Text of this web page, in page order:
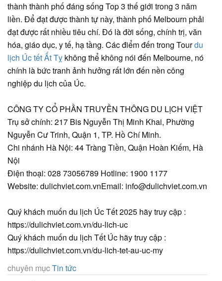
thành thành phố đáng sống Top 3 thế giới trong 3 năm
liền. Để đạt được thành tự này, thành phố Melbourn phải
đạt được rất nhiều tiêu chí. Đó là đời sống, chính trị, văn
hóa, giáo dục, y tế, hạ tầng. Các điểm đến trong Tourdu
lịch Úc tết Ất Tỵ không thể không nói đến Melbourne, nó
chính là bức tranh ảnh hưởng rất lớn đến nền công
nghiệp du lịch của Úc.
CÔNG TY CỔ PHẦN TRUYỀN THÔNG DU LỊCH VIỆT
Trụ sở chính: 217 Bis Nguyễn Thị Minh Khai, Phường
Nguyễn Cư Trinh, Quận 1, TP. Hồ Chí Minh.
Chi nhánh Hà Nội: 44 Tràng Tiền, Quận Hoàn Kiếm, Hà
Nội
Điện thoại: 028 73056789 Hotline: 1900 1177
Website: dulichviet.com.vnEmail: info@dulichviet.com.vn
Quý khách muốn du lịch Úc Tết 2025 hãy truy cập :
https://dulichviet.com.vn/du-lich-uc
Quý khách muốn du lịch Tết Úc hãy truy cập :
https://dulichviet.com.vn/du-lich-tet-au-uc-my
chuyên mụcTin tức